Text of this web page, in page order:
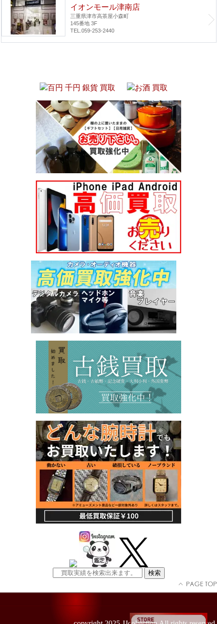
イオンモール津南店
三重県津市高茶屋小森町
145番地 3F
TEL.059-253-2440